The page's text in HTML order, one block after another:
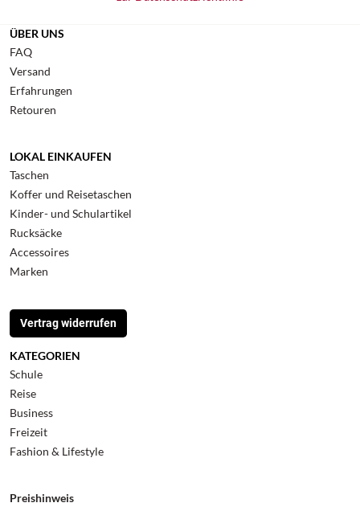
ÜBER UNS
FAQ
Versand
Erfahrungen
Retouren
LOKAL EINKAUFEN
Taschen
Koffer und Reisetaschen
Kinder- und Schulartikel
Rucksäcke
Accessoires
Marken
Vertrag widerrufen
KATEGORIEN
Schule
Reise
Business
Freizeit
Fashion & Lifestyle
Preishinweis